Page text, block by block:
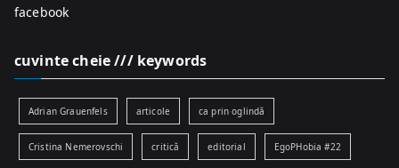
facebook
cuvinte cheie /// keywords
Adrian Grauenfels articole ca prin oglindă
Cristina Nemerovschi critică editorial EgoPHobia #22